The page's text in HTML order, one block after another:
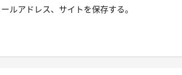
ルアドレス、サイトを保存する。